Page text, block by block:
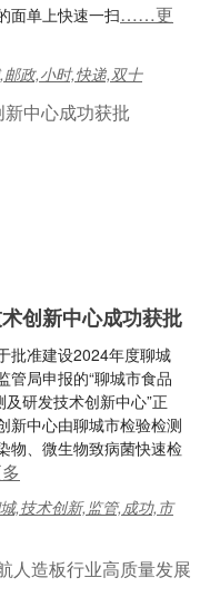
面单上快速一扫……更
邮政,小时,快递,双十
创新中心成功获批
批准建设2024年度聊城
管局申报的“聊城市食品
研发技术创新中心”正
新中心由聊城市检验检测
物、微生物致病菌快速检
,技术创新,监管,成功,市